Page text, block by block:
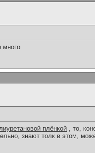
много
плёнкой , то,
знают толк в этом,